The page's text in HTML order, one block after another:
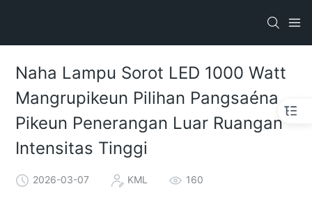
Naha Lampu Sorot LED 1000 Watt
Mangrupikeun Pilihan Pangsaéna
Pikeun Penerangan Luar Ruangan
Intensitas Tinggi
2026-03-07 KML 160